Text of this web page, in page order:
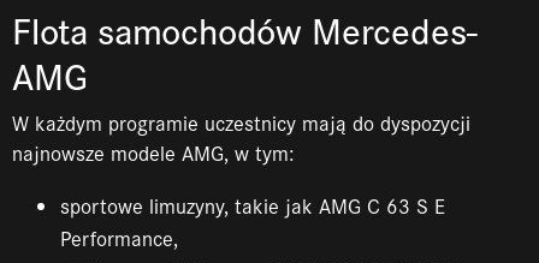
Flota samochodów Mercedes-
AMG
W każdym programie uczestnicy mają do dyspozycji
najnowsze modele AMG, w tym:
sportowe limuzyny, takie jak AMG C 63 S E
Performance,